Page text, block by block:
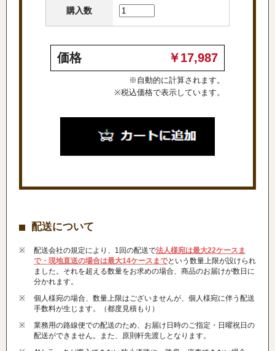
購入数
価格 ￥17,987
※自動的に計算されます。
※税込価格で表示しています。
配送について
配送会社の規定により、1回の配送で法人様宛は最大22ケースま
で・現地直送の場合は最大14ケースまでという数量上限が設けられ
ました。それを超える数量をお求めの場合、商品のお届けが数日に
分かれます。
個人様宛の場合、数量上限はございませんが、個人様宛に伴う配送
手数料が生じます。（都度見積もり）
業務用の路線便での配送のため、お届け日時のご指定・日曜祝日の
配送ができません。また、原則軒先渡しとなります。